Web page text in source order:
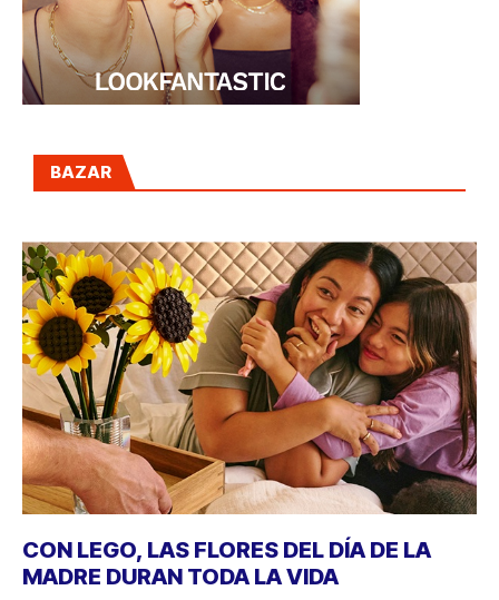
BAZAR
CON LEGO, LAS FLORES DEL DÍA DE LA
MADRE DURAN TODA LA VIDA